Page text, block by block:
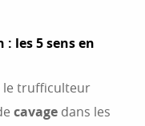
les 5 sens en
le trufficulteur
cavage dans les